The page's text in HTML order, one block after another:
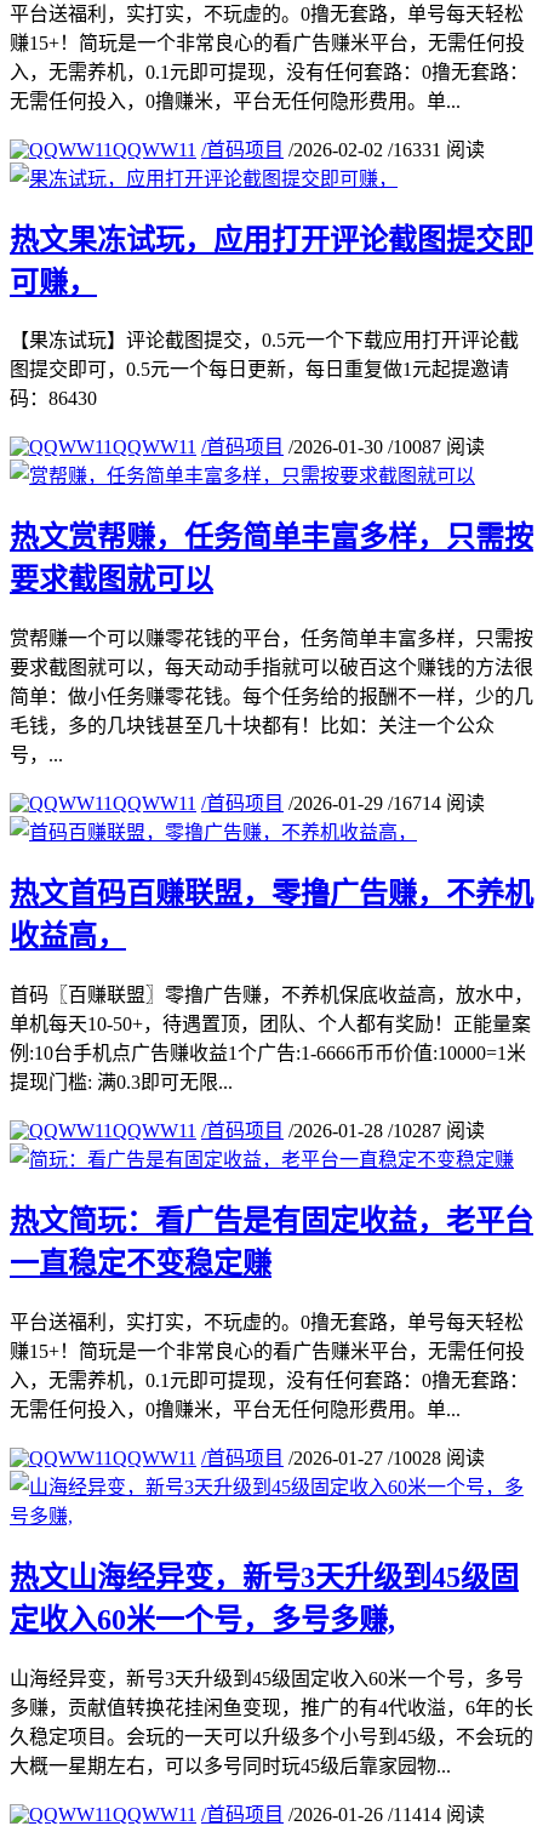
平台送福利，实打实，不玩虚的。0撸无套路，单号每天轻松
赚15+！简玩是一个非常良心的看广告赚米平台，无需任何投
入，无需养机，0.1元即可提现，没有任何套路：0撸无套路：
无需任何投入，0撸赚米，平台无任何隐形费用。单...
QQWW11 /首码项目 /2026-02-02 /16331 阅读
热文果冻试玩，应用打开评论截图提交即
可赚，
【果冻试玩】评论截图提交，0.5元一个下载应用打开评论截
图提交即可，0.5元一个每日更新，每日重复做1元起提邀请
码：86430
QQWW11 /首码项目 /2026-01-30 /10087 阅读
热文赏帮赚，任务简单丰富多样，只需按
要求截图就可以
赏帮赚一个可以赚零花钱的平台，任务简单丰富多样，只需按
要求截图就可以，每天动动手指就可以破百这个赚钱的方法很
简单：做小任务赚零花钱。每个任务给的报酬不一样，少的几
毛钱，多的几块钱甚至几十块都有！比如：关注一个公众
号，...
QQWW11 /首码项目 /2026-01-29 /16714 阅读
热文首码百赚联盟，零撸广告赚，不养机
收益高，
首码〖百赚联盟〗零撸广告赚，不养机保底收益高，放水中，
单机每天10-50+，待遇置顶，团队、个人都有奖励！正能量案
例:10台手机点广告赚收益1个广告:1-6666币币价值:10000=1米
提现门槛: 满0.3即可无限...
QQWW11 /首码项目 /2026-01-28 /10287 阅读
热文简玩：看广告是有固定收益，老平台
一直稳定不变稳定赚
平台送福利，实打实，不玩虚的。0撸无套路，单号每天轻松
赚15+！简玩是一个非常良心的看广告赚米平台，无需任何投
入，无需养机，0.1元即可提现，没有任何套路：0撸无套路：
无需任何投入，0撸赚米，平台无任何隐形费用。单...
QQWW11 /首码项目 /2026-01-27 /10028 阅读
热文山海经异变，新号3天升级到45级固
定收入60米一个号，多号多赚,
山海经异变，新号3天升级到45级固定收入60米一个号，多号
多赚，贡献值转换花挂闲鱼变现，推广的有4代收溢，6年的长
久稳定项目。会玩的一天可以升级多个小号到45级，不会玩的
大概一星期左右，可以多号同时玩45级后靠家园物...
QQWW11 /首码项目 /2026-01-26 /11414 阅读